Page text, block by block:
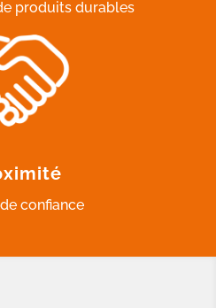
produits durables
confiance